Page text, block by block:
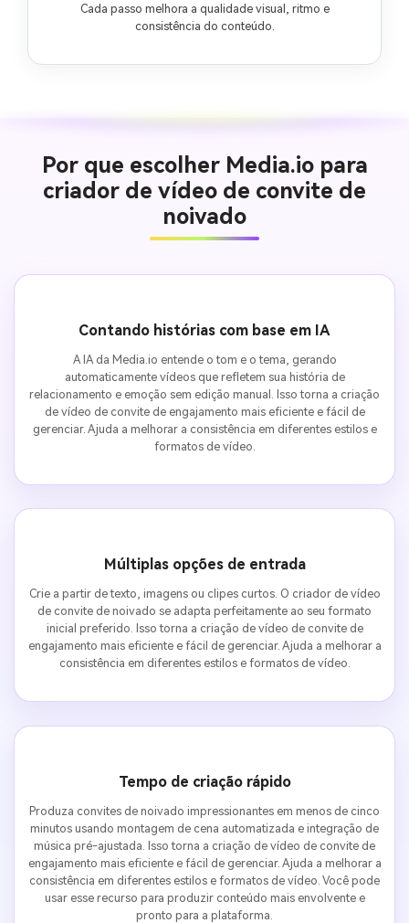
Cada passo melhora a qualidade visual, ritmo e
consistência do conteúdo.
Por que escolher Media.io para
criador de vídeo de convite de
noivado
Contando histórias com base em IA
A IA da Media.io entende o tom e o tema, gerando
automaticamente vídeos que refletem sua história de
relacionamento e emoção sem edição manual. Isso torna a criação
de vídeo de convite de engajamento mais eficiente e fácil de
gerenciar. Ajuda a melhorar a consistência em diferentes estilos e
formatos de vídeo.
Múltiplas opções de entrada
Crie a partir de texto, imagens ou clipes curtos. O criador de vídeo
de convite de noivado se adapta perfeitamente ao seu formato
inicial preferido. Isso torna a criação de vídeo de convite de
engajamento mais eficiente e fácil de gerenciar. Ajuda a melhorar a
consistência em diferentes estilos e formatos de vídeo.
Tempo de criação rápido
Produza convites de noivado impressionantes em menos de cinco
minutos usando montagem de cena automatizada e integração de
música pré-ajustada. Isso torna a criação de vídeo de convite de
engajamento mais eficiente e fácil de gerenciar. Ajuda a melhorar a
consistência em diferentes estilos e formatos de vídeo. Você pode
usar esse recurso para produzir conteúdo mais envolvente e
pronto para a plataforma.